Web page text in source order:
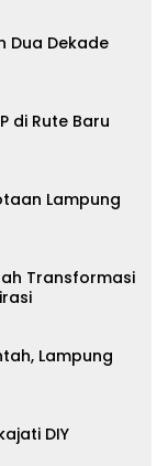
Dua Dekade
di Rute Baru
Lampung
Transformasi
Lampung
DIY